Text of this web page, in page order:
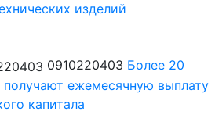
изделий
0910220403 Более 20
ежемесячную выплату
капитала